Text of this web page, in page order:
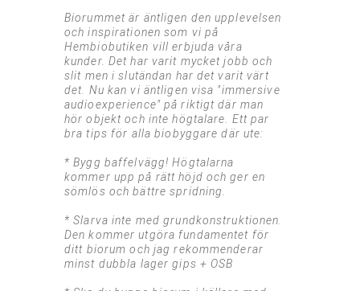
Biorummet är äntligen den upplevelsen
och inspirationen som vi på
Hembiobutiken vill erbjuda våra
kunder. Det har varit mycket jobb och
slit men i slutändan har det varit värt
det. Nu kan vi äntligen visa "immersive
audioexperience" på riktigt där man
hör objekt och inte högtalare. Ett par
bra tips för alla biobyggare där ute:
* Bygg baffelvägg! Högtalarna
kommer upp på rätt höjd och ger en
sömlös och bättre spridning.
* Slarva inte med grundkonstruktionen.
Den kommer utgöra fundamentet för
ditt biorum och jag rekommenderar
minst dubbla lager gips + OSB